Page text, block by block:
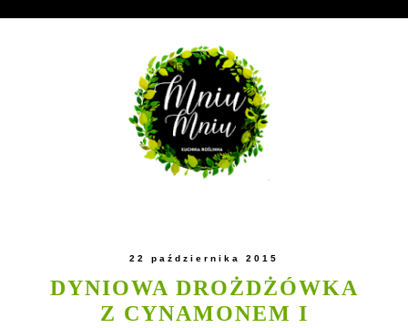
22 października 2015
DYNIOWA DROŻDŻÓWKA
Z CYNAMONEM I